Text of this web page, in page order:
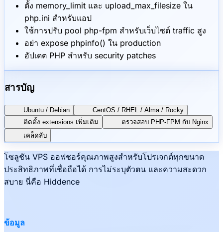
ตั้ง memory_limit และ upload_max_filesize ใน
php.ini สำหรับแอป
ใช้การปรับ pool php-fpm สำหรับเว็บไซต์ traffic สูง
อย่า expose phpinfo() ใน production
อัปเดต PHP สำหรับ security patches
สารบัญ
Ubuntu / Debian
CentOS / RHEL / Alma / Rocky
ติดตั้ง extensions เพิ่มเติม
ตรวจสอบ PHP-FPM กับ Nginx
เคล็ดลับ
โซลูชัน VPS ออฟชอร์คุณภาพสูงสำหรับโปรเจกต์ทุกขนาด
ประสิทธิภาพที่เชื่อถือได้ การไม่ระบุตัวตน และความสะดวก
สบาย นี่คือ Hiddence
ข้อมูล